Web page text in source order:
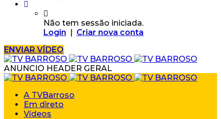
Não tem sessão iniciada.
Login | Criar nova conta
ENVIAR VÍDEO
ANUNCIO HEADER GERAL
A TVBarroso
Em direto
Vídeos